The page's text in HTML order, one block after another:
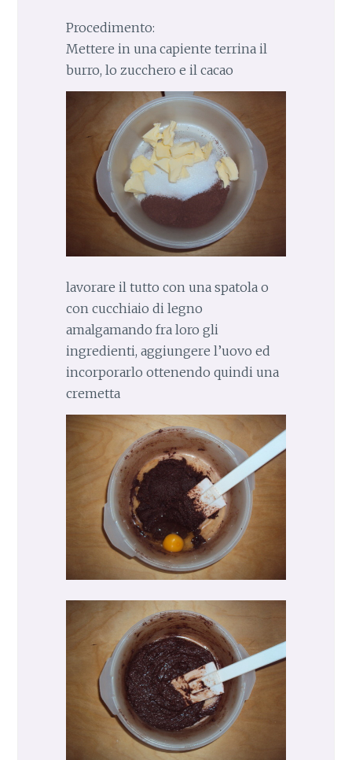
Procedimento:
Mettere in una capiente terrina il
burro, lo zucchero e il cacao
lavorare il tutto con una spatola o
con cucchiaio di legno
amalgamando fra loro gli
ingredienti, aggiungere l’uovo ed
incorporarlo ottenendo quindi una
cremetta